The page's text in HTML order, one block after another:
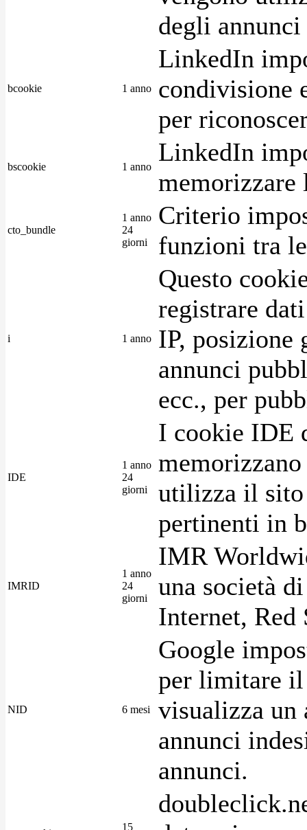
degli
bcookie 1 anno
LinkedIn
condivisione
per
bscookie 1 anno
LinkedIn
memorizzare
cto_bundle
1 anno
24
giorni
Criterio
funzioni tra
i 1 anno
Questo
registrare
IP, posizione
annunci
ecc., per
IDE
1 anno
24
giorni
I cookie IDE
utilizza il sito
pertinenti in
IMRID
1 anno
24
giorni
IMR
una società
Internet, Red
NID 6 mesi
Google
per limitare
visualizza un
annunci
annunci.
15